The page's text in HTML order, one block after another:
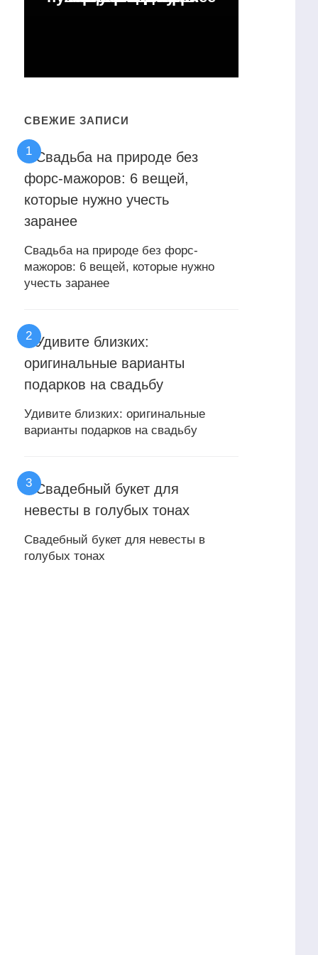
СВЕЖИЕ ЗАПИСИ
Свадьба на природе без форс-
мажоров: 6 вещей, которые нужно
учесть заранее
Удивите близких: оригинальные
варианты подарков на свадьбу
Свадебный букет для невесты в
голубых тонах